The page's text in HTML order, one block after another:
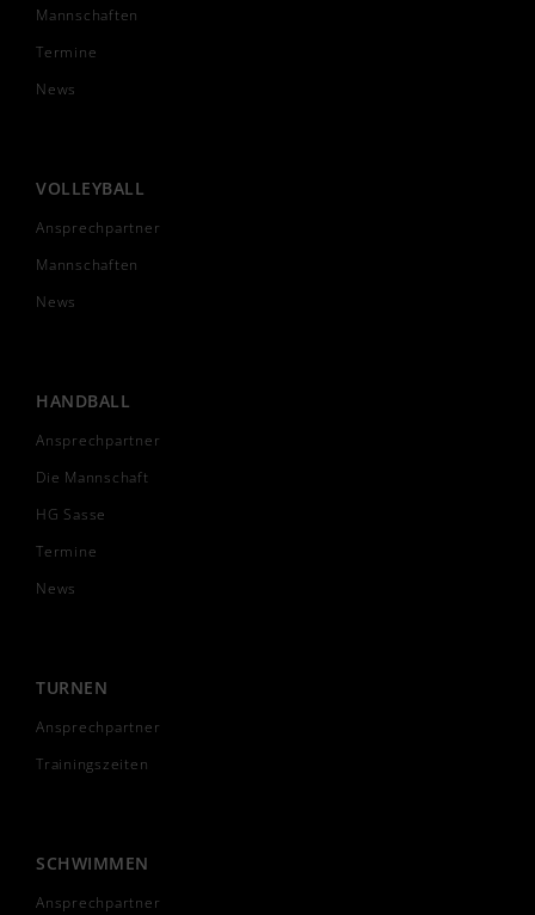
Mannschaften
Termine
News
VOLLEYBALL
Ansprechpartner
Mannschaften
News
HANDBALL
Ansprechpartner
Die Mannschaft
HG Sasse
Termine
News
TURNEN
Ansprechpartner
Trainingszeiten
SCHWIMMEN
Ansprechpartner